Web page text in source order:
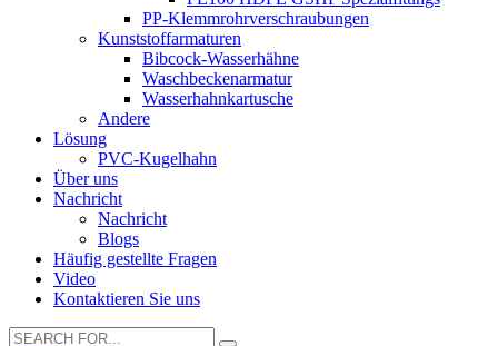
PP-Klemmrohrverschraubungen
Kunststoffarmaturen
Bibcock-Wasserhähne
Waschbeckenarmatur
Wasserhahnkartusche
Andere
Lösung
PVC-Kugelhahn
Über uns
Nachricht
Nachricht
Blogs
Häufig gestellte Fragen
Video
Kontaktieren Sie uns